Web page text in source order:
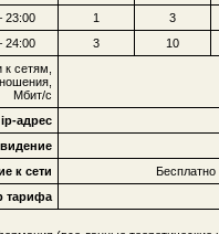
23:00
1
3
24:00
3
10
к сетям,
Мбит/с
адрес
к сети
тарифа